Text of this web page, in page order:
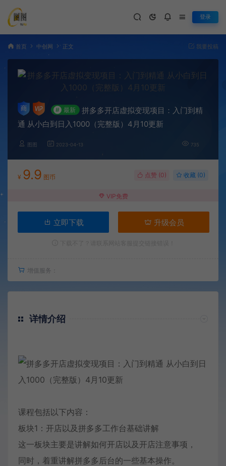
登录
首页 中创网 正文 我要投稿
# 最新
拼多多开店虚拟变现项目：入门到精
通 从小白到日入1000（完整版）4月10更新
图图 2023-04-13 735
¥ 9.9 图币 点赞 (0) 收藏 (0)
VIP免费
立即下载 升级会员
增值服务：
详情介绍
课程包括以下内容：
板块1：开店以及拼多多工作台基础讲解
这一板块主要是讲解如何开店以及开店注意事项，
同时，着重讲解拼多多后台的一些基本操作。